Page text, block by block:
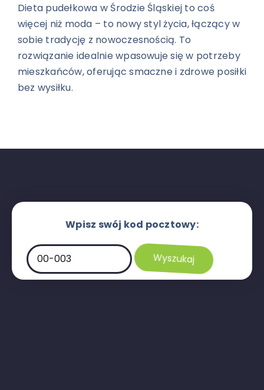
Dieta pudełkowa w Środzie Śląskiej to coś
więcej niż moda – to nowy styl życia, łączący w
sobie tradycję z nowoczesnością. To
rozwiązanie idealnie wpasowuje się w potrzeby
mieszkańców, oferując smaczne i zdrowe posiłki
bez wysiłku.
Wpisz swój kod pocztowy: